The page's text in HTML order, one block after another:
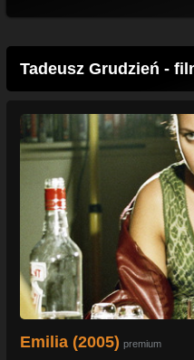
Tadeusz Grudzień -
Emilia (2005) premium